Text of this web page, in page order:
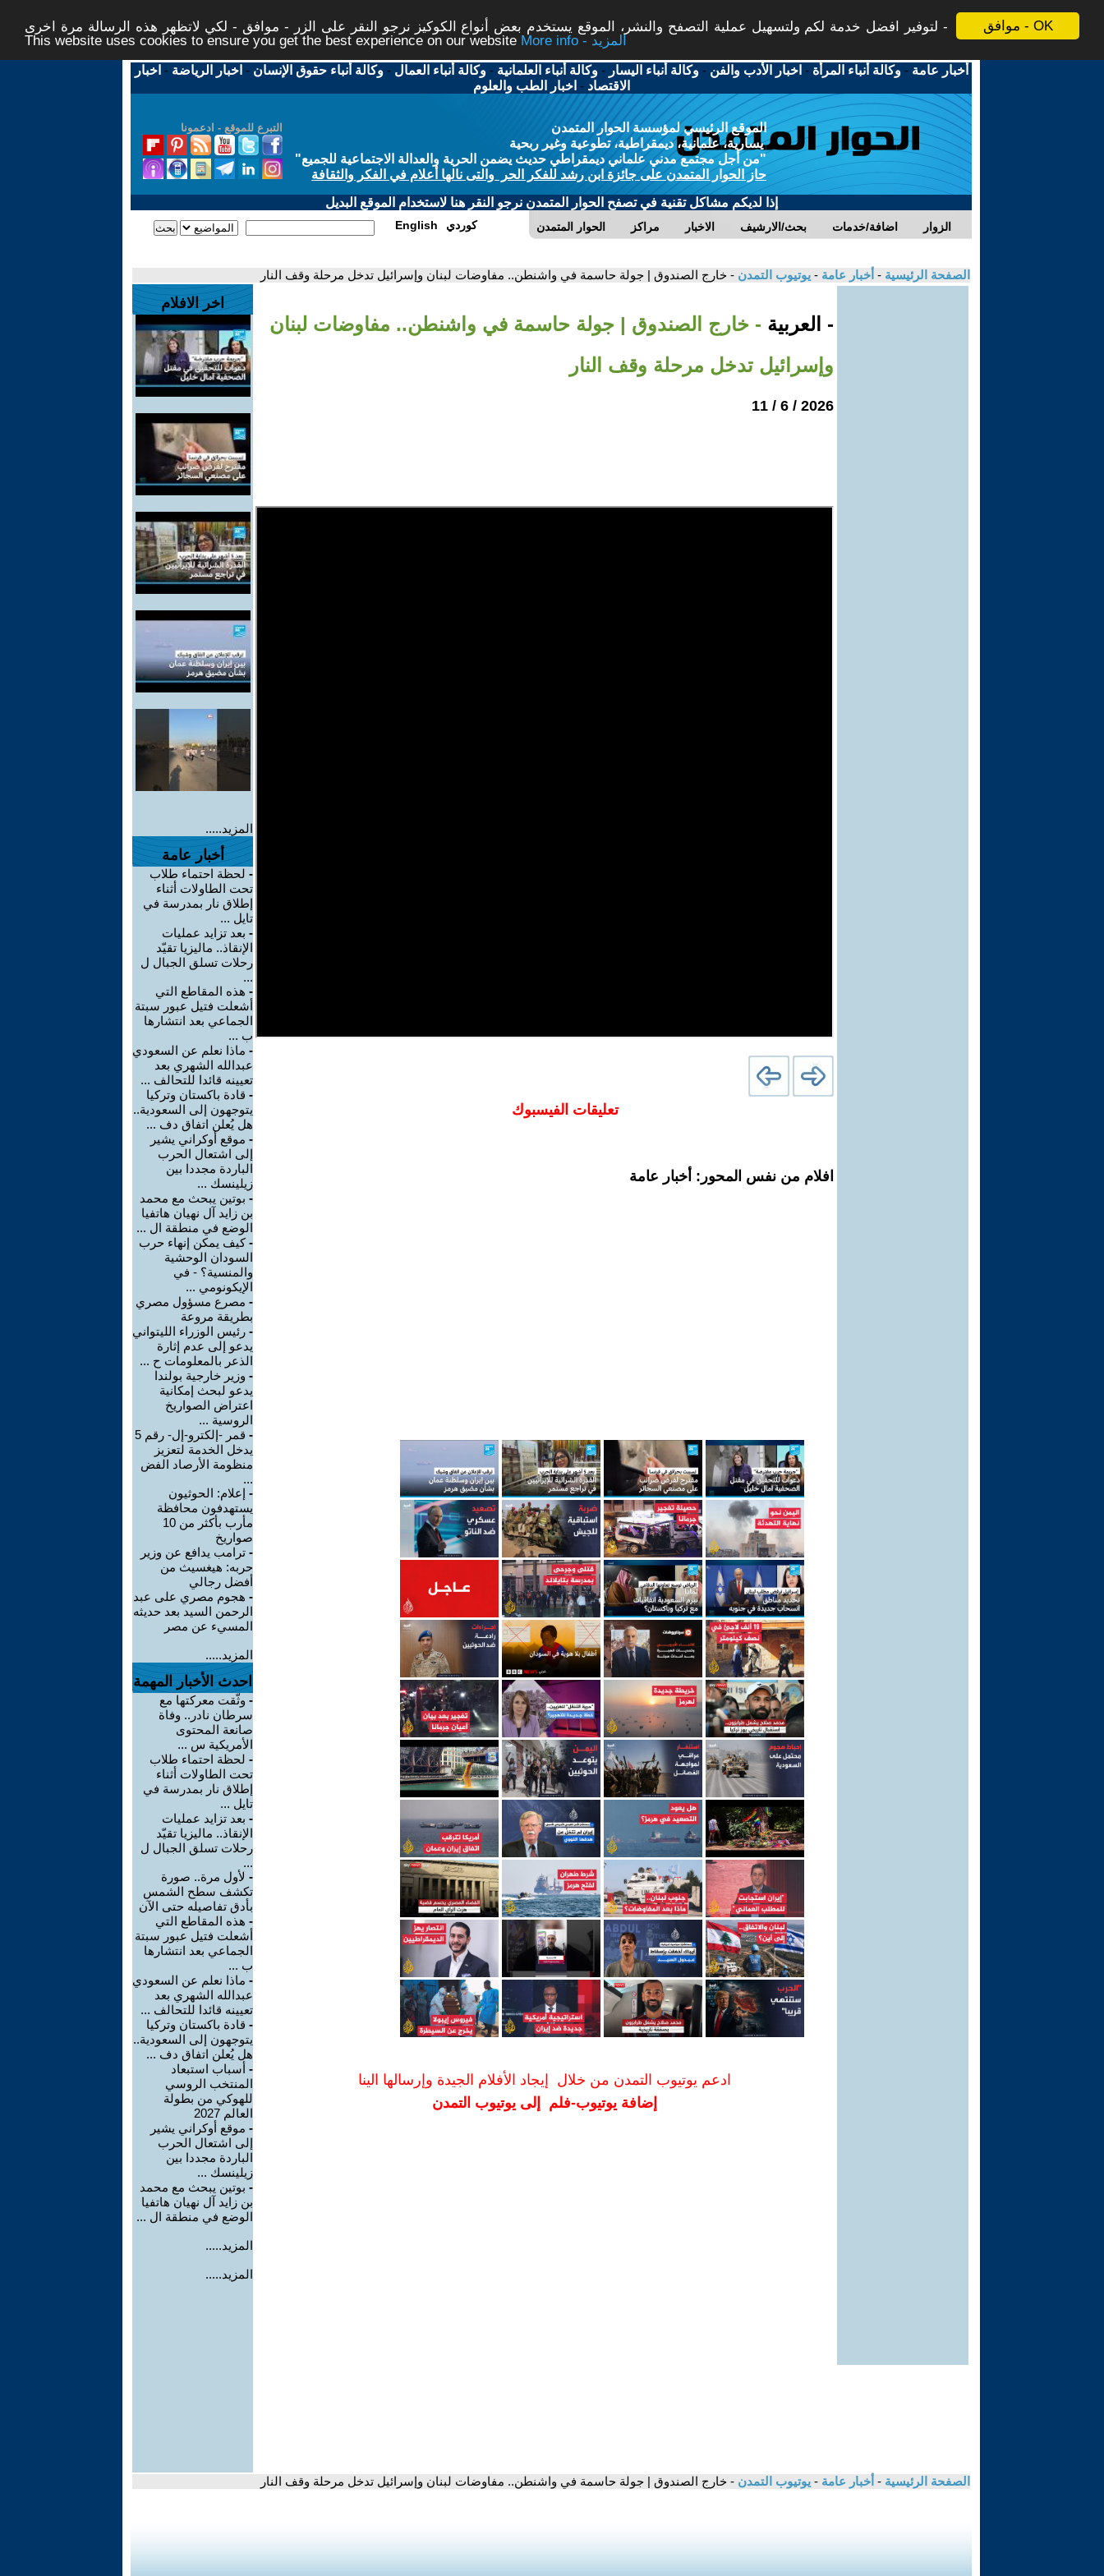
موافق - OK
لتوفير افضل خدمة لكم ولتسهيل عملية التصفح والنشر، الموقع يستخدم بعض أنواع الكوكيز نرجو النقر على الزر - موافق - لكي لاتظهر هذه الرسالة مرة اخرى -
This website uses cookies to ensure you get the best experience on our website
More info - المزيد
أخبار عامة -وكالة أنباء المرأة - اخبار الأدب والفن -وكالة أنباء اليسار -وكالة أنباء العلمانية -وكالة أنباء العمال -وكالة أنباء حقوق الإنسان - اخبار الرياضة - اخبار
الاقتصاد - اخبار الطب والعلوم
التبرع للموقع - ادعمونا
الموقع الرئيسي لمؤسسة الحوار المتمدن
يسارية، علمانية، ديمقراطية، تطوعية وغير ربحية
"من أجل مجتمع مدني علماني ديمقراطي حديث يضمن الحرية والعدالة الاجتماعية للجميع"
حاز الحوار المتمدن على جائزة ابن رشد للفكر الحر والتى نالها أعلام في الفكر والثقافة
إذا لديكم مشاكل تقنية في تصفح الحوار المتمدن نرجو النقر هنا لاستخدام الموقع البديل
الحوار المتمدن مراكز الاخبار بحث/الارشيف اضافة/خدمات الزوار English كوردي
الصفحة الرئيسية - أخبار عامة - يوتيوب التمدن - خارج الصندوق | جولة حاسمة في واشنطن.. مفاوضات لبنان وإسرائيل تدخل مرحلة وقف النار
- العربية - خارج الصندوق | جولة حاسمة في واشنطن.. مفاوضات لبنان
وإسرائيل تدخل مرحلة وقف النار
2026 / 6 / 11
تعليقات الفيسبوك
افلام من نفس المحور: أخبار عامة
ادعم يوتيوب التمدن من خلال إيجاد الأفلام الجيدة وإرسالها الينا
إضافة يوتيوب-فلم إلى يوتيوب التمدن
اخر الافلام
المزيد.....
أخبار عامة
- لحظة احتماء طلاب
تحت الطاولات أثناء
إطلاق نار بمدرسة في
تايل ...
- بعد تزايد عمليات
الإنقاذ.. ماليزيا تقيّد
رحلات تسلق الجبال ل
...
- هذه المقاطع التي
أشعلت فتيل عبور سبتة
الجماعي بعد انتشارها
ب ...
- ماذا نعلم عن السعودي
عبدالله الشهري بعد
تعيينه قائدا للتحالف ...
- قادة باكستان وتركيا
يتوجهون إلى السعودية..
هل يُعلن اتفاق دف ...
- موقع أوكراني يشير
إلى اشتعال الحرب
الباردة مجددا بين
زيلينسك ...
- بوتين يبحث مع محمد
بن زايد آل نهيان هاتفيا
الوضع في منطقة ال ...
-كيف يمكن إنهاء حرب
السودان الوحشية
والمنسية؟ - في
الإيكونومي ...
- مصرع مسؤول مصري
بطريقة مروعة
- رئيس الوزراء الليتواني
يدعو إلى عدم إثارة
الذعر بالمعلومات ح ...
- وزير خارجية بولندا
يدعو لبحث إمكانية
اعتراض الصواريخ
الروسية ...
-
قمر -إلكترو-إل- رقم 5
يدخل الخدمة لتعزيز
منظومة الأرصاد الفض
...
- إعلام: الحوثيون
يستهدفون محافظة
مأرب بأكثر من 10
صواريخ
- ترامب يدافع عن وزير
حربه: هيغسيث من
أفضل رجالي
- هجوم مصري على عبد
الرحمن السيد بعد حديثه
المسيء عن مصر
المزيد.....
احدث الأخبار المهمة
- وثّقت معركتها مع
سرطان نادر.. وفاة
صانعة المحتوى
الأمريكية س ...
- لحظة احتماء طلاب
تحت الطاولات أثناء
إطلاق نار بمدرسة في
تايل ...
- بعد تزايد عمليات
الإنقاذ.. ماليزيا تقيّد
رحلات تسلق الجبال ل
...
- لأول مرة.. صورة
تكشف سطح الشمس
بأدق تفاصيله حتى الآن
- هذه المقاطع التي
أشعلت فتيل عبور سبتة
الجماعي بعد انتشارها
ب ...
- ماذا نعلم عن السعودي
عبدالله الشهري بعد
تعيينه قائدا للتحالف ...
- قادة باكستان وتركيا
يتوجهون إلى السعودية..
هل يُعلن اتفاق دف ...
- أسباب استبعاد
المنتخب الروسي
للهوكي من بطولة
العالم 2027
- موقع أوكراني يشير
إلى اشتعال الحرب
الباردة مجددا بين
زيلينسك ...
- بوتين يبحث مع محمد
بن زايد آل نهيان هاتفيا
الوضع في منطقة ال ...
المزيد.....
المزيد.....
الصفحة الرئيسية - أخبار عامة - يوتيوب التمدن - خارج الصندوق | جولة حاسمة في واشنطن.. مفاوضات لبنان وإسرائيل تدخل مرحلة وقف النار